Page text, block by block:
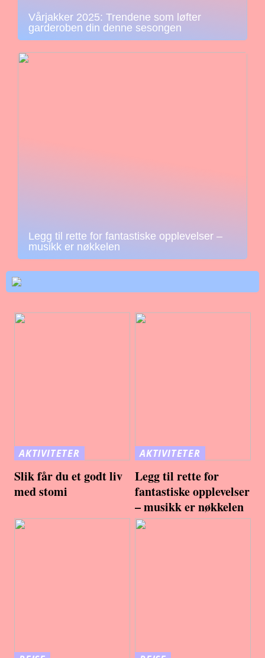
Vårjakker 2025: Trendene som løfter
garderoben din denne sesongen
Legg til rette for fantastiske opplevelser –
musikk er nøkkelen
AKTIVITETER
Slik får du et godt liv
med stomi
AKTIVITETER
Legg til rette for
fantastiske opplevelser
– musikk er nøkkelen